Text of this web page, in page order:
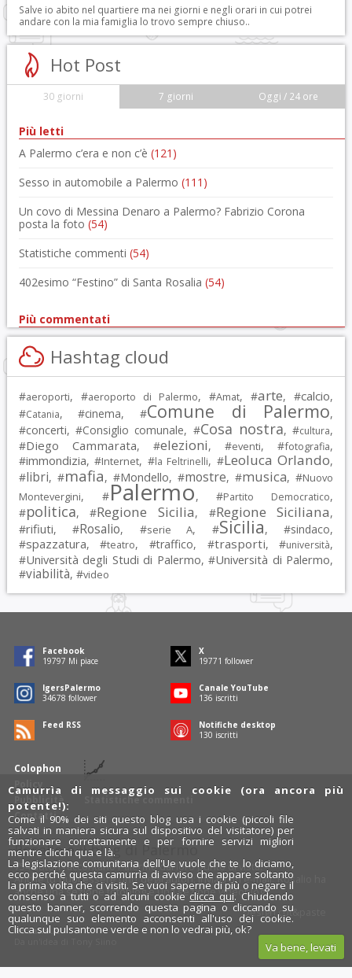
Salve io abito nel quartiere ma nei giorni e negli orari in cui potrei
andare con la mia famiglia lo trovo sempre chiuso..
Hot Post
30 giorni 7 giorni Oggi / 24 ore
Più letti
A Palermo c’era e non c’è (121)
Sesso in automobile a Palermo (111)
Un covo di Messina Denaro a Palermo? Fabrizio Corona
posta la foto (54)
Statistiche commenti (54)
402esimo “Festino” di Santa Rosalia (54)
Più commentati
Hashtag cloud
#aeroporti, #aeroporto di Palermo, #Amat, #arte, #calcio,
#Catania, #cinema, #Comune di Palermo,
#concerti, #Consiglio comunale, #Cosa nostra, #cultura,
#Diego Cammarata, #elezioni, #eventi, #fotografia,
#immondizia, #Internet, #la Feltrinelli, #Leoluca Orlando,
#libri, #mafia, #Mondello, #mostre, #musica, #Nuovo
Montevergini, #Palermo, #Partito Democratico,
#politica, #Regione Sicilia, #Regione Siciliana,
#rifiuti, #Rosalio, #serie A, #Sicilia, #sindaco,
#spazzatura, #teatro, #traffico, #trasporti, #università,
#Università degli Studi di Palermo, #Università di Palermo,
#viabilità, #video
Colophon
Policy
Pubblicità
Contatti
Statistiche commenti
Facebook
19797 Mi piace
X
19771 follower
IgersPalermo
34678 follower
Canale YouTube
136 iscritti
Feed RSS
Notifiche desktop
130 iscritti
Rosalio è il blog di Palermo
754 autoriraccontano Palermo dal loro punto di vista.
Anche tu puoi essere uno degli autori: inviaci un' e-mail. Rosalio ha
anche una sezionefotobloge una sezionevideoblog.
Designcut&paste
Rosalio.it
x
Instagram
Camurrìa di messaggio sui cookie (ora ancora più
potente!):
Come il 90% dei siti questo blog usa i cookie (piccoli file
salvati in maniera sicura sul dispositivo del visitatore) per
funzionare correttamente e per fornire servizi migliori
mentre clicchi qua e là.
La legislazione comunitaria dell'Ue vuole che te lo diciamo,
ecco perché questa camurrìa di avviso che appare soltanto
la prima volta che ci visiti. Se vuoi saperne di più o negare il
consenso a tutti o ad alcuni cookie clicca qui. Chiudendo
questo banner, scorrendo questa pagina o cliccando su
qualunque suo elemento acconsenti all'uso dei cookie.
Clicca sul pulsantone verde e non lo vedrai più, ok?
Va bene, levati